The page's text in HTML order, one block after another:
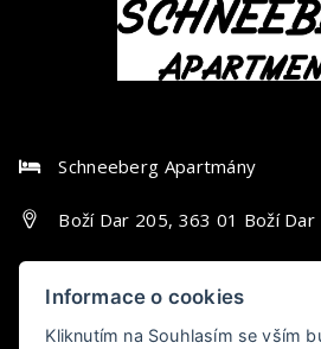
Schneeberg Apartmány
Boží Dar 205, 363 01 Boží Dar
info@schneeberg-
Informace o cookies
Kliknutím na Souhlasím se vším